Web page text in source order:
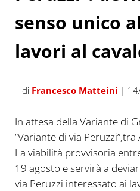
senso unico
lavori al
di Francesco Matteini |
In attesa della Variante di
“Variante di via
La viabilità provvisoria
19 agosto e servirà a
via Peruzzi interessato ai